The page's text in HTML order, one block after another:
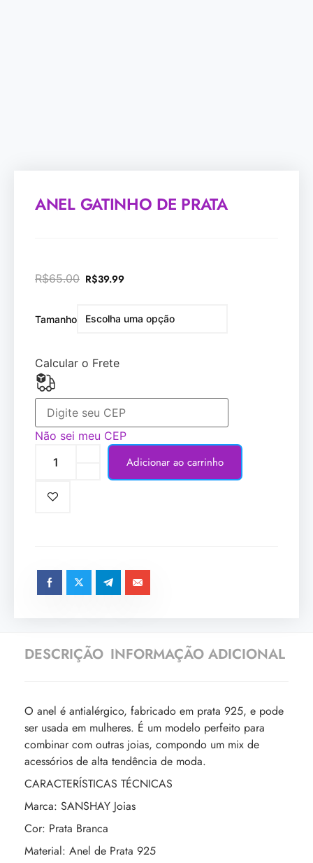
ANEL GATINHO DE PRATA
R$65.00 R$39.99
Tamanho
Calcular o Frete
Não sei meu CEP
Adicionar ao carrinho
DESCRIÇÃO INFORMAÇÃO ADICIONAL
O anel é antialérgico, fabricado em prata 925, e pode
ser usada em mulheres. É um modelo perfeito para
combinar com outras joias, compondo um mix de
acessórios de alta tendência de moda.
CARACTERÍSTICAS TÉCNICAS
Marca: SANSHAY Joias
Cor: Prata Branca
Material: Anel de Prata 925